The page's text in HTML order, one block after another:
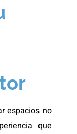
espacios no
que